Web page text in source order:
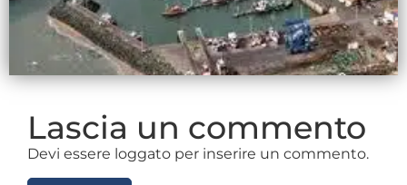
Lascia un commento
Devi essere loggato per inserire un commento.